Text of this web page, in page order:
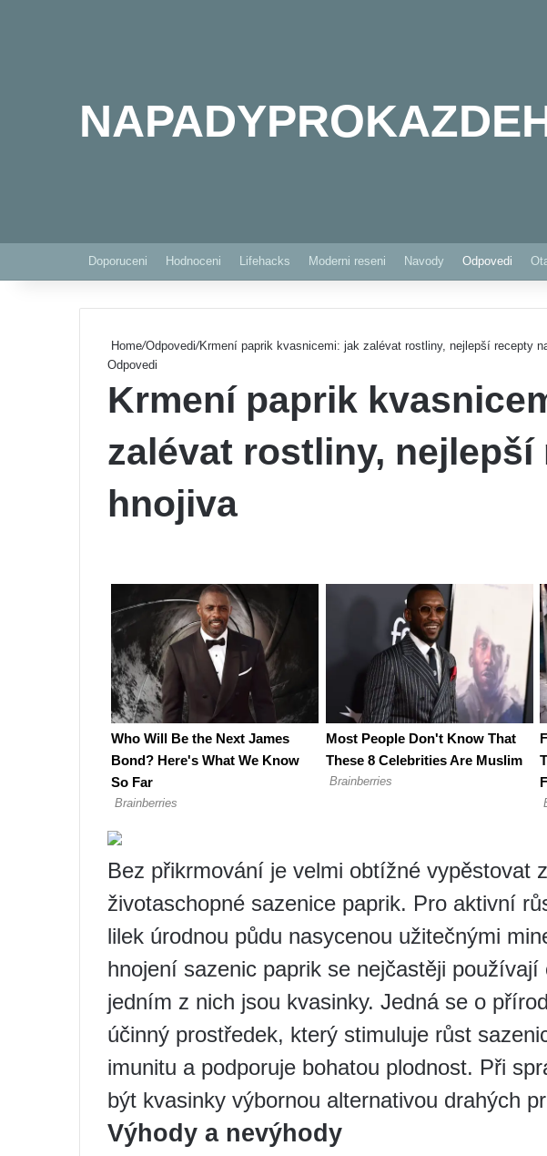
Doporuceni Hodnoceni Lifehacks Moderni reseni Navody Odpovedi
Home/Odpovedi/Krmení paprik kvasnicemi: jak zalévat rostliny, nejlepší recepty
Odpovedi
Krmení paprik
zalévat rostliny, nejlepší
hnojiva
Bez přikrmování je velmi obtížné vypěstovat
životaschopné sazenice paprik. Pro aktivní
lilek úrodnou půdu nasycenou užitečnými
hnojení sazenic paprik se nejčastěji používají
jedním z nich jsou kvasinky. Jedná se o
účinný prostředek, který stimuluje růst
imunitu a podporuje bohatou plodnost. Při
být kvasinky výbornou alternativou drahých
Výhody a nevýhody